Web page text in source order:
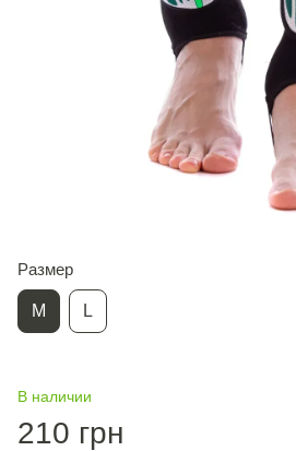
Размер
M L
В наличии
210 грн